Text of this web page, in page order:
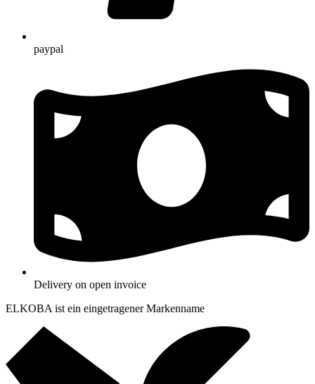
paypal
Delivery on open invoice
ELKOBA ist ein eingetragener Markenname